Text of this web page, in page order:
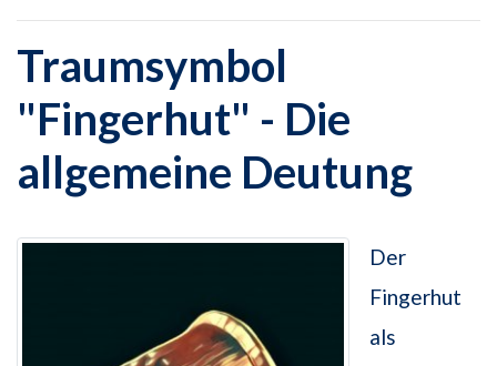
Traumsymbol
"Fingerhut" - Die
allgemeine Deutung
Der
Fingerhut
als